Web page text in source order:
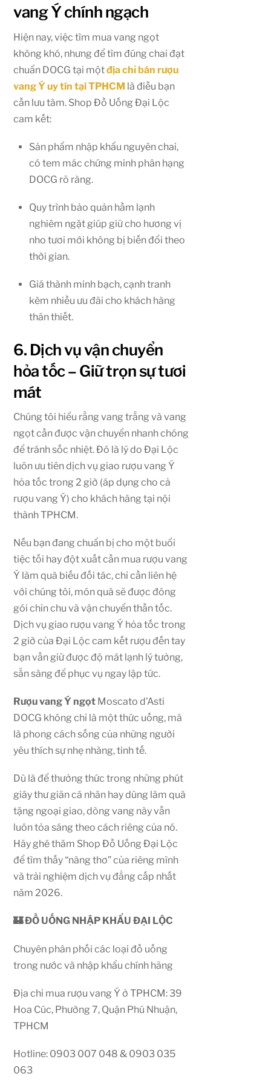
vang Ý chính ngạch
Hiện nay, việc tìm mua vang ngọt
không khó, nhưng để tìm đúng chai đạt
chuẩn DOCG tại mộtđịa chỉ bán rượu
vang Ý uy tín tại TPHCM là điều bạn
cần lưu tâm. Shop Đồ Uống Đại Lộc
cam kết:
Sản phẩm nhập khẩu nguyên chai,
có tem mác chứng minh phân hạng
DOCG rõ ràng.
Quy trình bảo quản hầm lạnh
nghiêm ngặt giúp giữ cho hương vị
nho tươi mới không bị biến đổi theo
thời gian.
Giá thành minh bạch, cạnh tranh
kèm nhiều ưu đãi cho khách hàng
thân thiết.
6. Dịch vụ vận chuyển
hỏa tốc – Giữ trọn sự tươi
mát
Chúng tôi hiểu rằng vang trắng và vang
ngọt cần được vận chuyển nhanh chóng
để tránh sốc nhiệt. Đó là lý do Đại Lộc
luôn ưu tiên dịch vụ giao rượu vang Ý
hỏa tốc trong 2 giờ (áp dụng cho cả
rượu vang Ý) cho khách hàng tại nội
thành TPHCM.
Nếu bạn đang chuẩn bị cho một buổi
tiệc tối hay đột xuất cần mua rượu vang
Ý làm quà biếu đối tác, chỉ cần liên hệ
với chúng tôi, món quà sẽ được đóng
gói chỉn chu và vận chuyển thần tốc.
Dịch vụ giao rượu vang Ý hỏa tốc trong
2 giờ của Đại Lộc cam kết rượu đến tay
bạn vẫn giữ được độ mát lạnh lý tưởng,
sẵn sàng để phục vụ ngay lập tức.
Rượu vang Ý ngọt Moscato d’Asti
DOCG không chỉ là một thức uống, mà
là phong cách sống của những người
yêu thích sự nhẹ nhàng, tinh tế.
Dù là để thưởng thức trong những phút
giây thư giãn cá nhân hay dùng làm quà
tặng ngoại giao, dòng vang này vẫn
luôn tỏa sáng theo cách riêng của nó.
Hãy ghé thăm Shop Đồ Uống Đại Lộc
để tìm thấy “nàng thơ” của riêng mình
và trải nghiệm dịch vụ đẳng cấp nhất
năm 2026.
🏰 ĐỒ UỐNG NHẬP KHẨU ĐẠI LỘC
Chuyên phân phối các loại đồ uống
trong nước và nhập khẩu chính hãng
Địa chỉ mua rượu vang Ý ở TPHCM: 39
Hoa Cúc, Phường 7, Quận Phú Nhuận,
TPHCM
Hotline: 0903 007 048 & 0903 035
063